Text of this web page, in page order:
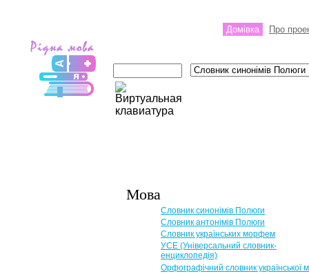
Домівка Про
Мова
Словник синонімів Полюги
Словник антонімів Полюги
Словник українських морфем
УСЕ (Універсальний словник-
енциклопедія)
Орфографічний словник української